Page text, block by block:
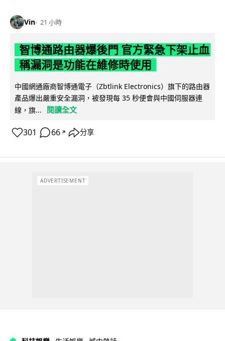
Vin 21 小時
智博通路由器爆後門 官方緊急下架止血
稱漏洞是功能在維修時使用
中國網通廠商智博通電子（Zbtlink Electronics）旗下的路由器
產品爆出嚴重安全漏洞，被發現每 35 秒便會與中國伺服器連
線，旗...
閱讀全文
301 66 ↗ 分享
ADVERTISEMENT